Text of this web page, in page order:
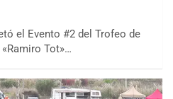
el Evento #2 del Trofeo de
Tot»…